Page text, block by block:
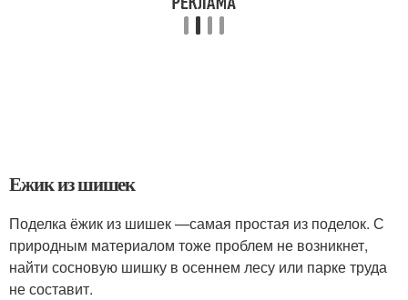
Ежик из шишек
Поделка ёжик из шишек —самая простая из поделок. С
природным материалом тоже проблем не возникнет,
найти сосновую шишку в осеннем лесу или парке труда
не составит.